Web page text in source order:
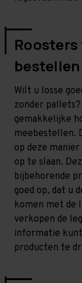
bestellen
Wilt u losse
zonder
gemakkelijke
meebestellen.
op deze
op te slaan.
bijbehorende
goed op, dat u
komen met de
verkopen de
informatie
producten te